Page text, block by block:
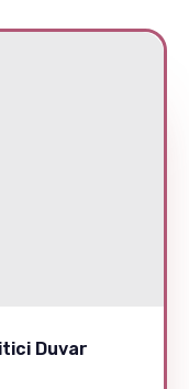
Duvar